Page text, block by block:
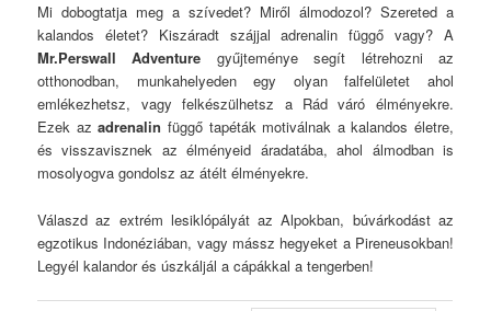
Mi dobogtatja meg a szívedet? Miről álmodozol? Szereted a
kalandos életet? Kiszáradt szájjal adrenalin függő vagy? A
Mr.Perswall Adventure gyűjteménye segít létrehozni az
otthonodban, munkahelyeden egy olyan falfelületet ahol
emlékezhetsz, vagy felkészülhetsz a Rád váró élményekre.
Ezek azadrenalin függő tapéták motiválnak a kalandos életre,
és visszavisznek az élményeid áradatába, ahol álmodban is
mosolyogva gondolsz az átélt élményekre.
Válaszd az extrém lesiklópályát az Alpokban, búvárkodást az
egzotikus Indonéziában, vagy mássz hegyeket a Pireneusokban!
Legyél kalandor és úszkáljál a cápákkal a tengerben!